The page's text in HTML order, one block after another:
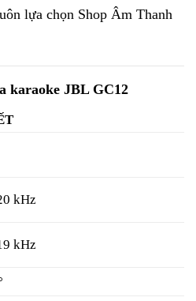
lựa chọn Shop Âm Thanh
karaoke JBL GC12
kHz
kHz